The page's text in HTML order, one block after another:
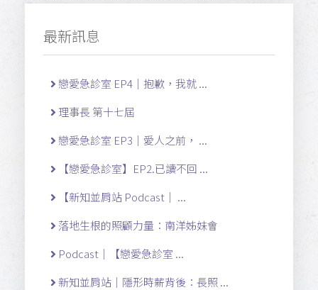
最新訊息
戀愛急診室 EP4｜抱歉，我就 ...
理事長 第十七屆
戀愛急診室 EP3｜愛人之前， ...
【戀愛急診室】EP2.已讀不回 ...
【新知並肩站 Podcast｜ ...
落地生根的照顧力量：南洋姊妹會
Podcast｜【戀愛急診室 ...
新知並肩站｜隱形時薪背後：長照 ...